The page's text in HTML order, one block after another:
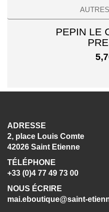
PEPIN LE
ADRESSE
2, place Louis Comte
42026 Saint Etienne
TÉLÉPHONE
+33 (0)4 77 49 73 00
NOUS ÉCRIRE
mai.eboutique@saint-